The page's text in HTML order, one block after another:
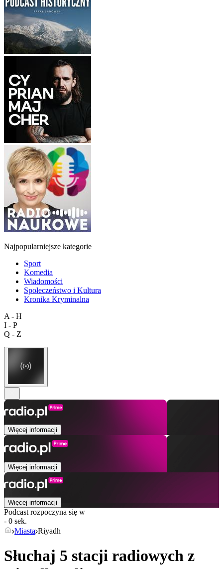
Najpopularniejsze kategorie
Sport
Komedia
Wiadomości
Społeczeństwo i Kultura
Kronika Kryminalna
A - H
I - P
Q - Z
Więcej informacji
Więcej informacji
Więcej informacji
Podcast rozpoczyna się w
- 0 sek.
Miasta Riyadh
Słuchaj 5 stacji radiowych z